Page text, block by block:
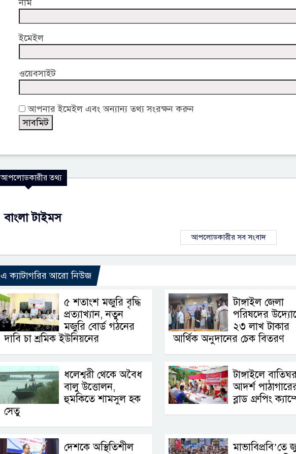
নাম
ইমেইল
ওয়েবসাইট
আপনার ইমেইল এবং অন্যান্য তথ্য সংরক্ষন করুন
আপলোডকারীর তথ্য
বাংলা টাইমস
আপলোডকারীর সব সংবাদ
এ ক্যাটাগরির আরো নিউজ
৫ শতাংশ মজুরি বৃদ্ধি
প্রত্যাখ্যান, নতুন
মজুরি বোর্ড গঠনের
দাবি চা শ্রমিক ইউনিয়নের
টাঙ্গাইল জেলা
পরিষদের
২৩ লাখ টাকার
আর্থিক অনুদানের চেক বিতরণ
ধলেশ্বরী থেকে অবৈধ
বালু উত্তোলন,
হুমকিতে শামসুল হক
সেতু
টাঙ্গাইলে
আদর্শ
ব্লাড গ্রুপিং
দেশকে অস্থিতিশীল
মাভাবিপ্রবি’তে